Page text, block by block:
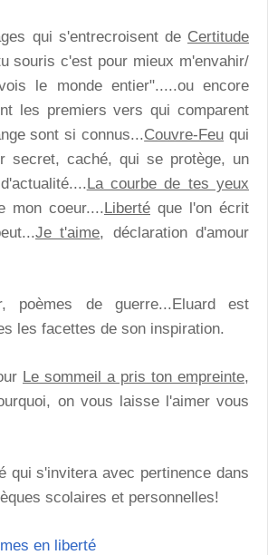
qui s'entrecroisent de Certitude
souris c'est pour mieux m'envahir/
le monde entier".....ou encore
les premiers vers qui comparent
sont si connus...Couvre-Feu qui
secret, caché, qui se protège, un
La courbe de tes yeux
mon coeur....Liberté que l'on écrit
Je t'aime, déclaration d'amour
poèmes de guerre...Eluard est
les facettes de son inspiration.
Le sommeil a pris ton empreinte,
on vous laisse l'aimer vous
qui s'invitera avec pertinence dans
scolaires et personnelles!
en liberté